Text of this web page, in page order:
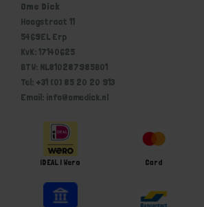
Ome Dick
Hoogstraat 11
5469EL Erp
KvK: 17140625
BTW: NL810287985B01
Tel: +31 (0) 85 20 20 913
Email: info@omedick.nl
iDEAL | Wero Card